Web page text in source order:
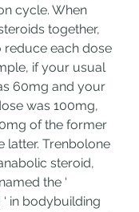
cycle. When
together,
reduce each dose
if your usual
60mg and your
was 100mg,
of the former
latter. Trenbolone
steroid,
the ‘
in bodybuilding